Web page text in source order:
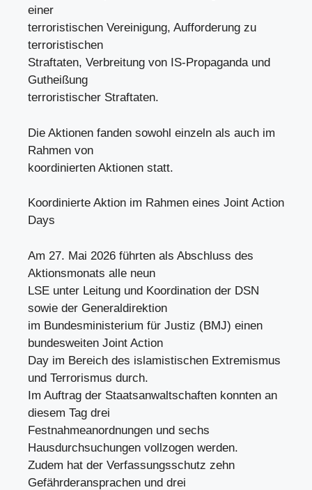
einer
terroristischen Vereinigung, Aufforderung zu
terroristischen
Straftaten, Verbreitung von IS-Propaganda und
Gutheißung
terroristischer Straftaten.
Die Aktionen fanden sowohl einzeln als auch im
Rahmen von
koordinierten Aktionen statt.
Koordinierte Aktion im Rahmen eines Joint Action
Days
Am 27. Mai 2026 führten als Abschluss des
Aktionsmonats alle neun
LSE unter Leitung und Koordination der DSN
sowie der Generaldirektion
im Bundesministerium für Justiz (BMJ) einen
bundesweiten Joint Action
Day im Bereich des islamistischen Extremismus
und Terrorismus durch.
Im Auftrag der Staatsanwaltschaften konnten an
diesem Tag drei
Festnahmeanordnungen und sechs
Hausdurchsuchungen vollzogen werden.
Zudem hat der Verfassungsschutz zehn
Gefährderansprachen und drei